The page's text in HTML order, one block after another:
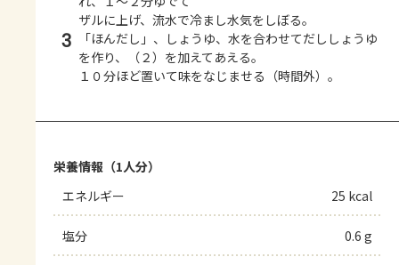
ザルに上げ、流水で冷まし水気をしぼる。
3
「ほんだし」、しょうゆ、水を合わせてだししょうゆ
を作り、（２）を加えてあえる。
１０分ほど置いて味をなじませる（時間外）。
栄養情報（1人分）
エネルギー
25 kcal
塩分 0.6 g